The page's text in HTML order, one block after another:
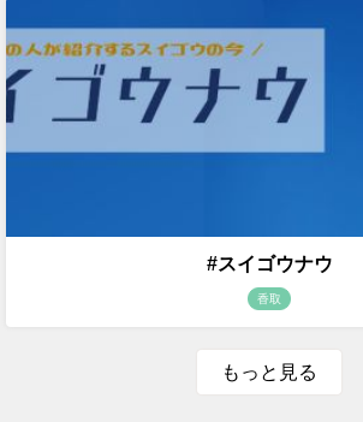
#スイゴウナウ
香取
もっと見る